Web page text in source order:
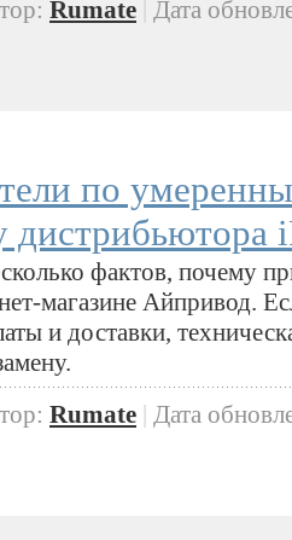
Rumate
Дата
по
дистрибьютора
фактов, почему
магазине Айпривод.
и доставки,
Rumate | Дата